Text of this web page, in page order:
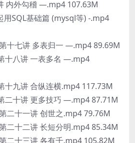
内外勾稽 —.mp4 107.63M
用SQL基础篇 (mysql等) -.mp4
十七讲 多表归一 —.mp4 89.69M
十八讲 一表多名 —.mp4
十九讲 合纵连横.mp4 117.73M
二十讲 更多技巧 —.mp4 87.71M
二十一讲 创世之.mp4 79.76M
二十二讲 长短分明.mp4 85.34M
二十三讲 各有千.mp4 105.82M